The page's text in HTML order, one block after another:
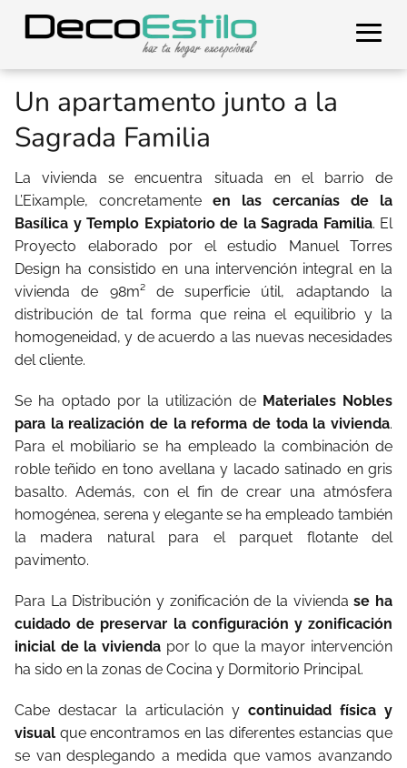
Un apartamento junto a la
Sagrada Familia
La vivienda se encuentra situada en el barrio de
L’Eixample, concretamente en las cercanías de la
Basílica y Templo Expiatorio de la Sagrada Familia. El
Proyecto elaborado por el estudio Manuel Torres
Design ha consistido en una intervención integral en la
vivienda de 98m² de superficie útil, adaptando la
distribución de tal forma que reina el equilibrio y la
homogeneidad, y de acuerdo a las nuevas necesidades
del cliente.
Se ha optado por la utilización de Materiales Nobles
para la realización de la reforma de toda la vivienda.
Para el mobiliario se ha empleado la combinación de
roble teñido en tono avellana y lacado satinado en gris
basalto. Además, con el fin de crear una atmósfera
homogénea, serena y elegante se ha empleado también
la madera natural para el parquet flotante del
pavimento.
Para La Distribución y zonificación de la viviendase ha
cuidado de preservar la configuración y zonificación
inicial de la vivienda por lo que la mayor intervención
ha sido en la zonas de Cocina y Dormitorio Principal.
Cabe destacar la articulación y continuidad física y
visual que encontramos en las diferentes estancias que
se van desplegando a medida que vamos avanzando